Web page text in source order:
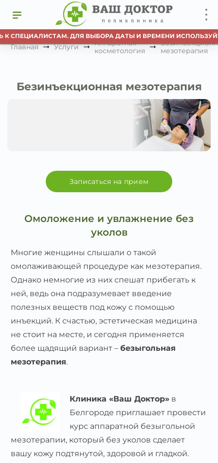
ДЛЯ ВЫБОРА ДАТЫ И ВРЕМЕНИ ИСПОЛЬЗУЙТЕ
Главная Услуги
Аппаратная
косметология
мезотерапия
Безинъекционная мезотерапия
Записаться на прием
Омоложение и увлажнение без
уколов
Многие женщины слышали о такой
омолаживающей процедуре как мезотерапия.
Однако немногие из них спешат прибегать к
ней, ведь она подразумевает введение
полезных веществ под кожу с помощью
инъекций. К счастью, эстетическая медицина
не стоит на месте, и сегодня применяется
более щадящий вариант –безыгольная
мезотерапия.
Клиника «Ваш Доктор» в
Белгороде приглашает провести
курс аппаратной безыгольной
мезотерапии, который без уколов сделает
вашу кожу подтянутой, здоровой и гладкой.